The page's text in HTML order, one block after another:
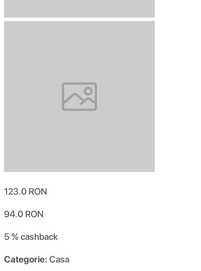
123.0 RON
94.0 RON
5 %cashback
Categorie: Casa